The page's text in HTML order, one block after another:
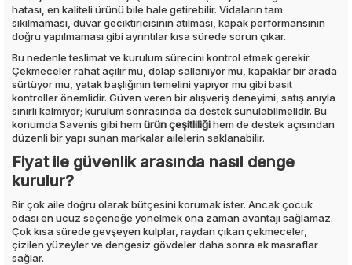
hatası, en kaliteli ürünü bile hale getirebilir. Vidaların tam
sıkılmaması, duvar geciktiricisinin atılması, kapak performansının
doğru yapılmaması gibi ayrıntılar kısa sürede sorun çıkar.
Bu nedenle teslimat ve kurulum sürecini kontrol etmek gerekir.
Çekmeceler rahat açılır mu, dolap sallanıyor mu, kapaklar bir arada
sürtüyor mu, yatak başlığının temelini yapıyor mu gibi basit
kontroller önemlidir. Güven veren bir alışveriş deneyimi, satış anıyla
sınırlı kalmıyor; kurulum sonrasında da destek sunulabilmelidir. Bu
konumda Savenis gibi hem ürün çeşitliliğihem de destek açısından
düzenli bir yapı sunan markalar ailelerin saklanabilir.
Fiyat ile güvenlik arasında nasıl denge
kurulur?
Bir çok aile doğru olarak bütçesini korumak ister. Ancak çocuk
odası en ucuz seçeneğe yönelmek ona zaman avantajı sağlamaz.
Çok kısa sürede gevşeyen kulplar, raydan çıkan çekmeceler,
çizilen yüzeyler ve dengesiz gövdeler daha sonra ek masraflar
sağlar.